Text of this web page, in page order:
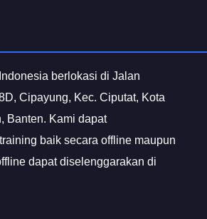
berlokasi di Jalan
Cipayung, Kec. Ciputat, Kota
Banten. Kami dapat
baik secara offline maupun
dapat diselenggarakan di